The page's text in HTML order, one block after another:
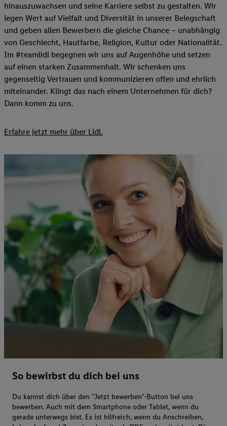
hinauszuwachsen und seine Karriere selbst zu gestalten. Wir
legen Wert auf Vielfalt und Diversität in unserer Belegschaft
und geben allen Bewerbern die gleiche Chance – unabhängig
von Geschlecht, Hautfarbe, Religion, Kultur oder Nationalität.
Im #teamlidl begegnen wir uns auf Augenhöhe und setzen
auf einen starken Zusammenhalt. Wir schenken uns
gegenseitig Vertrauen und kommunizieren offen und ehrlich
miteinander. Klingt das nach einem Unternehmen für dich?
Dann komm zu uns.​
Erfahre jetzt mehr über Lidl.
So bewirbst du dich bei uns
Du kannst dich über den "Jetzt bewerben"-Button bei uns
bewerben. Auch mit dem Smartphone oder Tablet, wenn du
gerade unterwegs bist. Es ist hilfreich, wenn du Anschreiben,